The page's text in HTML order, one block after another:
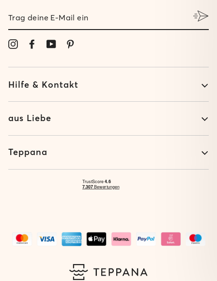
Hilfe & Kontakt
aus Liebe
Teppana
DEINE
E-
MAIL
EIN InstagramFacebook
YouTube